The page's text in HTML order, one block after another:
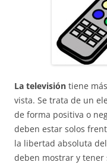
La televisión tiene
vista. Se trata de un
de forma positiva o
deben estar solos
la libertad absoluta
deben mostrar y